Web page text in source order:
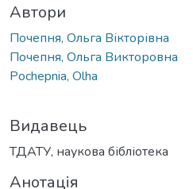
Автори
Почепня, Ольга Вікторівна
Почепня, Ольга Викторовна
Pochepnia, Olha
Видавець
ТДАТУ, наукова бібліотека
Анотація